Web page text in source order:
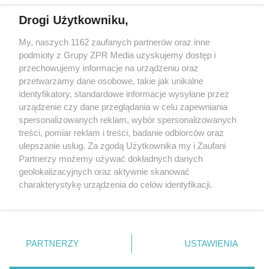
Żaden utwór zamieszczony w serwisie nie może być powielany i
rozpowszechniany lub dalej rozpowszechniany w jakikolwiek sposób (w
tym także elektroniczny lub mechaniczny) na jakimkolwiek polu
eksploatacji w jakiejkolwiek formie, włącznie z umieszczaniem w
Internecie bez pisemnej zgody właściciela praw. Jakiekolwiek użycie lub
wykorzystanie utworów w całości lub w części z naruszeniem prawa,
tzn. bez właściwej zgody, jest zabronione pod groźbą kary i może być
ścigane prawnie.
© 2026 Grupa ZPR Media
Drogi Użytkowniku,
My, naszych 1162 zaufanych partnerów oraz inne
podmioty z Grupy ZPR Media uzyskujemy dostęp i
przechowujemy informacje na urządzeniu oraz
przetwarzamy dane osobowe, takie jak unikalne
identyfikatory, standardowe informacje wysyłane przez
urządzenie czy dane przeglądania w celu zapewniania
spersonalizowanych reklam, wybór spersonalizowanych
treści, pomiar reklam i treści, badanie odbiorców oraz
ulepszanie usług. Za zgodą Użytkownika my i Zaufani
Partnerzy możemy używać dokładnych danych
geolokalizacyjnych oraz aktywnie skanować
charakterystykę urządzenia do celów identyfikacji.
zmienić/wycofać klikając przycisk ustawień prywatności
znajdujący się w lewym dolnym rogu strony
rodzaje przetwarzania danych nie wymagają zgody
PARTNERZY USTAWIENIA